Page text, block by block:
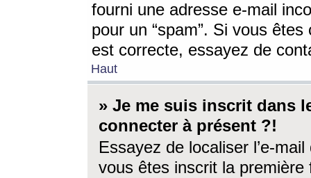
fourni une adresse e-mail
pour un “spam”. Si vous
est correcte, essayez de
Haut
» Je me suis inscrit dans
connecter à présent ?!
Essayez de localiser l’e-
vous êtes inscrit la première